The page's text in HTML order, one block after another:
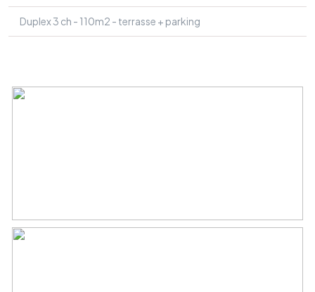
Duplex 3 ch - 110m2 - terrasse + parking